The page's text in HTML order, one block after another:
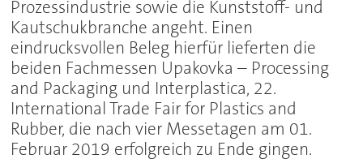
Prozessindustrie sowie die Kunststoff- und
Kautschukbranche angeht. Einen
eindrucksvollen Beleg hierfür lieferten die
beiden Fachmessen Upakovka – Processing
and Packaging und Interplastica, 22.
International Trade Fair for Plastics and
Rubber, die nach vier Messetagen am 01.
Februar 2019 erfolgreich zu Ende gingen.